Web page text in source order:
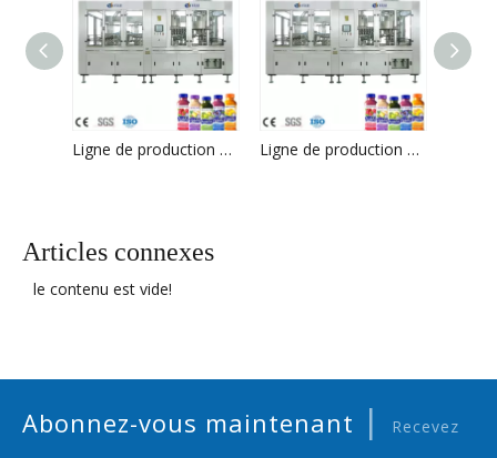
Ligne de production de boissons de machine de remplissage de jus de haute qualité à Zhangjiagang Ligne de production de boissons de machine de remplissage de jus de haute qualité à Zhangjiagang
Articles connexes
le contenu est vide!
Abonnez-vous maintenant | Recevez